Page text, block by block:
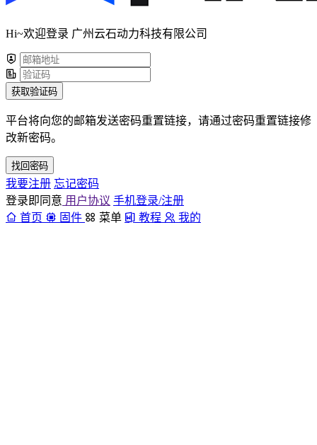
Hi~欢迎登录 广州云石动力科技有限公司
获取验证码
平台将向您的邮箱发送密码重置链接，请通过密码重置链接修
改新密码。
找回密码
我要注册 忘记密码
登录即同意 用户协议 手机登录/注册
首页
固件 菜单 教程 我的